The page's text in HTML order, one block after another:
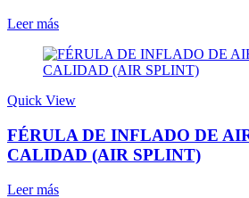
Leer más
Quick View
FÉRULA DE INFLADO DE
CALIDAD (AIR SPLINT)
Leer más